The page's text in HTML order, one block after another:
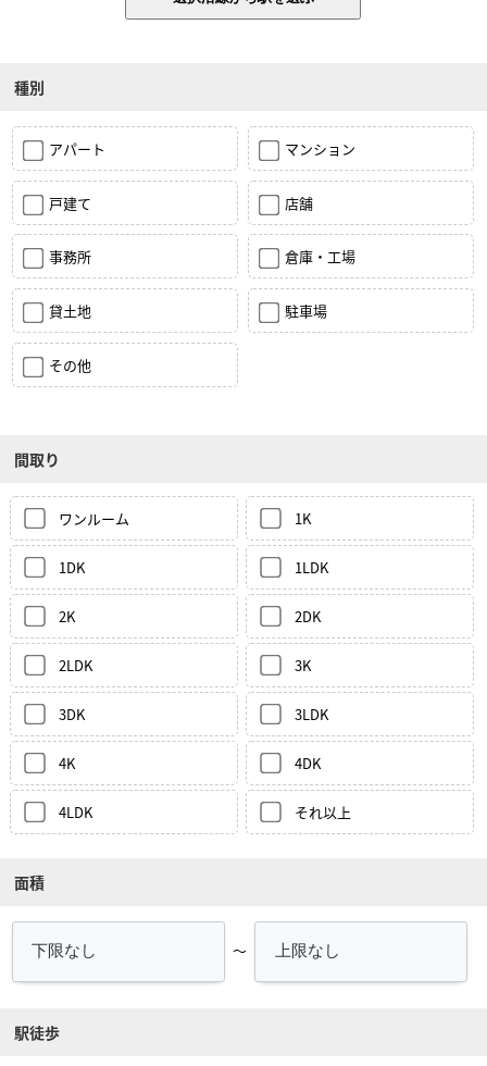
種別
アパート マンション
戸建て 店舗
事務所 倉庫・工場
貸土地 駐車場
その他
間取り
ワンルーム 1K
1DK 1LDK
2K 2DK
2LDK 3K
3DK 3LDK
4K 4DK
4LDK それ以上
面積
～
駅徒歩